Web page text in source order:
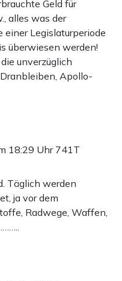
Geld für
alles was der
einer Legislaturperiode
überwiesen werden!
unverzüglich
Apollo-
18:29 Uhr 741T
Täglich werden
ja vor dem
Radwege, Waffen,